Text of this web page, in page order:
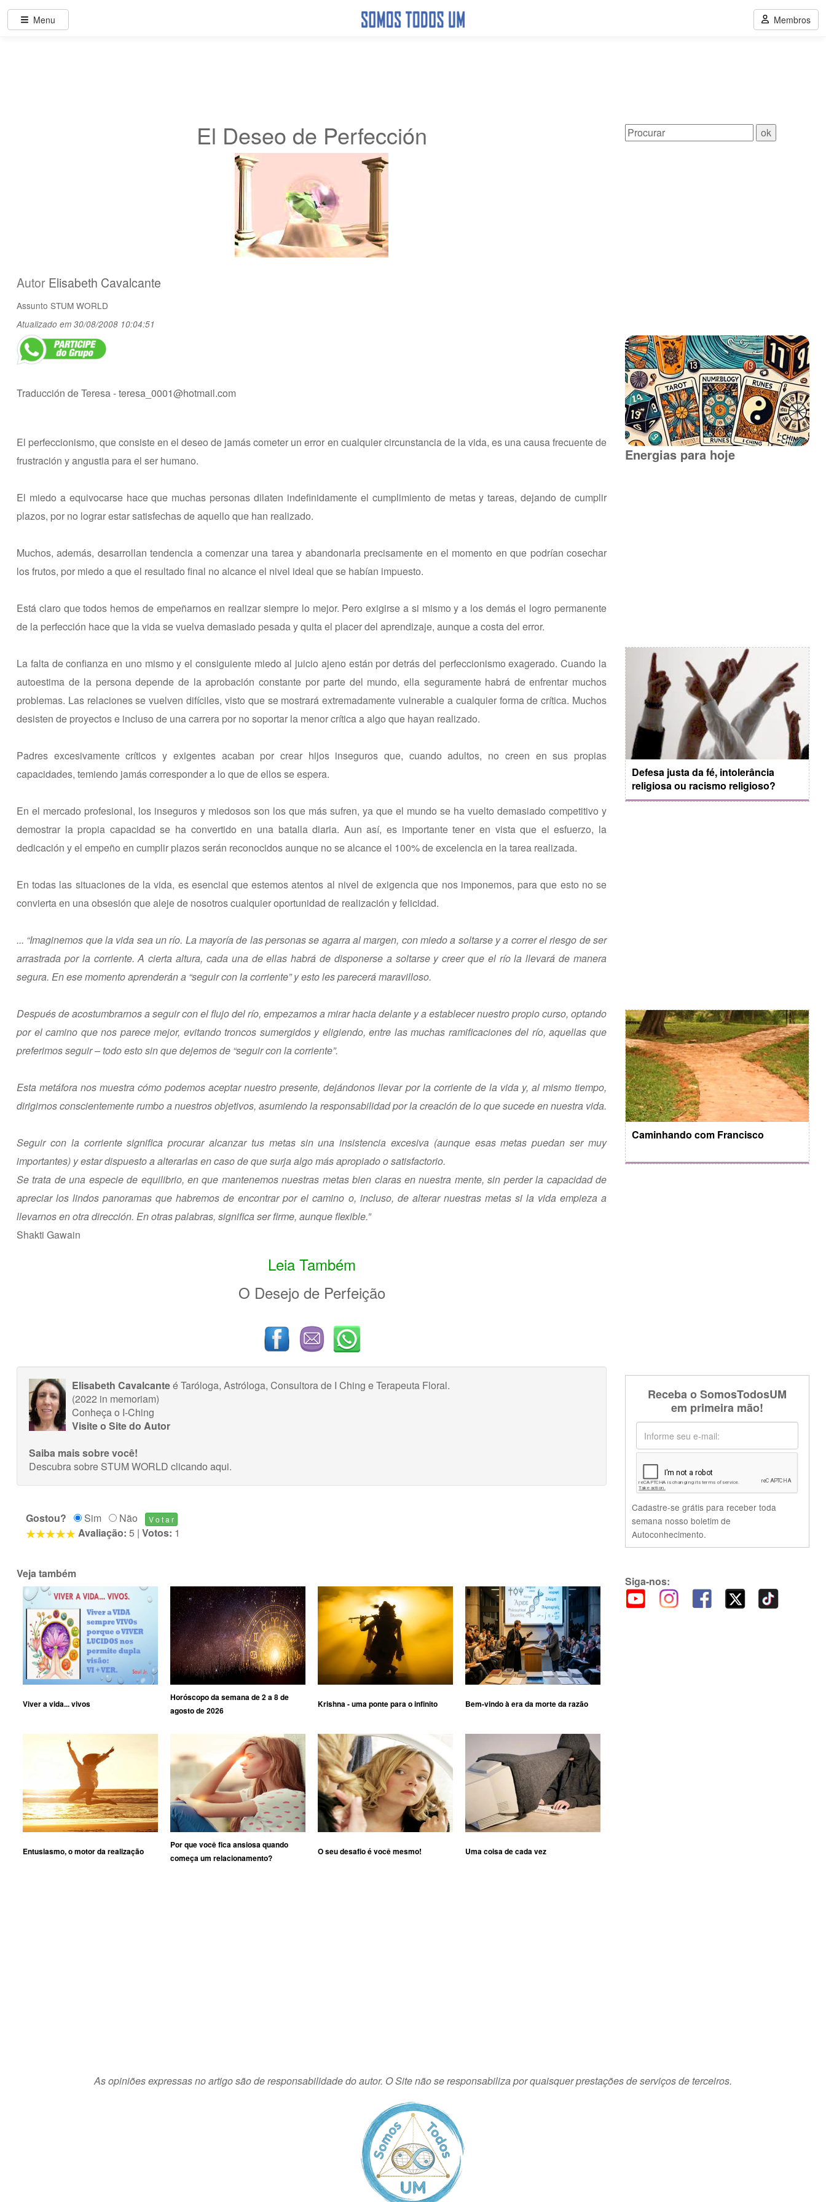
El Deseo de Perfección
Autor Elisabeth Cavalcante
Assunto STUM WORLD
Atualizado em 30/08/2008 10:04:51
Traducción de Teresa -teresa_0001@hotmail.com
El perfeccionismo, que consiste en el deseo de jamás cometer un error en cualquier circunstancia de la vida, es una causa frecuente de
frustración y angustia para el ser humano.
El miedo a equivocarse hace que muchas personas dilaten indefinidamente el cumplimiento de metas y tareas, dejando de cumplir
plazos, por no lograr estar satisfechas de aquello que han realizado.
Muchos, además, desarrollan tendencia a comenzar una tarea y abandonarla precisamente en el momento en que podrían cosechar
los frutos, por miedo a que el resultado final no alcance el nivel ideal que se habían impuesto.
Está claro que todos hemos de empeñarnos en realizar siempre lo mejor. Pero exigirse a si mismo y a los demás el logro permanente
de la perfección hace que la vida se vuelva demasiado pesada y quita el placer del aprendizaje, aunque a costa del error.
La falta de confianza en uno mismo y el consiguiente miedo al juicio ajeno están por detrás del perfeccionismo exagerado. Cuando la
autoestima de la persona depende de la aprobación constante por parte del mundo, ella seguramente habrá de enfrentar muchos
problemas. Las relaciones se vuelven difíciles, visto que se mostrará extremadamente vulnerable a cualquier forma de crítica. Muchos
desisten de proyectos e incluso de una carrera por no soportar la menor crítica a algo que hayan realizado.
Padres excesivamente críticos y exigentes acaban por crear hijos inseguros que, cuando adultos, no creen en sus propias
capacidades, temiendo jamás corresponder a lo que de ellos se espera.
En el mercado profesional, los inseguros y miedosos son los que más sufren, ya que el mundo se ha vuelto demasiado competitivo y
demostrar la propia capacidad se ha convertido en una batalla diaria. Aun así, es importante tener en vista que el esfuerzo, la
dedicación y el empeño en cumplir plazos serán reconocidos aunque no se alcance el 100% de excelencia en la tarea realizada.
En todas las situaciones de la vida, es esencial que estemos atentos al nivel de exigencia que nos imponemos, para que esto no se
convierta en una obsesión que aleje de nosotros cualquier oportunidad de realización y felicidad.
... “Imaginemos que la vida sea un río. La mayoría de las personas se agarra al margen, con miedo a soltarse y a correr el riesgo de ser
arrastrada por la corriente. A cierta altura, cada una de ellas habrá de disponerse a soltarse y creer que el río la llevará de manera
segura. En ese momento aprenderán a “seguir con la corriente” y esto les parecerá maravilloso.
Después de acostumbrarnos a seguir con el flujo del río, empezamos a mirar hacia delante y a establecer nuestro propio curso, optando
por el camino que nos parece mejor, evitando troncos sumergidos y eligiendo, entre las muchas ramificaciones del río, aquellas que
preferimos seguir – todo esto sin que dejemos de “seguir con la corriente”.
Esta metáfora nos muestra cómo podemos aceptar nuestro presente, dejándonos llevar por la corriente de la vida y, al mismo tiempo,
dirigirnos conscientemente rumbo a nuestros objetivos, asumiendo la responsabilidad por la creación de lo que sucede en nuestra vida.
Seguir con la corriente significa procurar alcanzar tus metas sin una insistencia excesiva (aunque esas metas puedan ser muy
importantes) y estar dispuesto a alterarlas en caso de que surja algo más apropiado o satisfactorio.
Se trata de una especie de equilibrio, en que mantenemos nuestras metas bien claras en nuestra mente, sin perder la capacidad de
apreciar los lindos panoramas que habremos de encontrar por el camino o, incluso, de alterar nuestras metas si la vida empieza a
llevarnos en otra dirección. En otras palabras, significa ser firme, aunque flexible.”
Shakti Gawain
Leia Também
O Desejo de Perfeição
Elisabeth Cavalcanteé Taróloga, Astróloga, Consultora de I Ching e Terapeuta Floral.
(2022 in memoriam)
Conheça o I-Ching
Visite o Site do Autor
Saiba mais sobre você!
Descubra sobre STUM WORLD clicando aqui.
Gostou? Sim
Não
Avaliação: 5 | Votos: 1
Veja também
Viver a vida... vivos
Horóscopo da semana de 2 a 8 de
agosto de 2026
Krishna - uma ponte para o infinito Bem-vindo à era da morte da razão
Entusiasmo, o motor da realização
Por que você fica ansiosa quando
começa um relacionamento?
O seu desafio é você mesmo! Uma coisa de cada vez
Energias para hoje
Defesa justa da fé, intolerância
religiosa ou racismo religioso?
Caminhando com Francisco
Receba o SomosTodosUM
em primeira mão!
Cadastre-se grátis para receber toda
semana nosso boletim de
Autoconhecimento.
Siga-nos:
As opiniões expressas no artigo são de responsabilidade do autor. O Site não se responsabiliza por quaisquer prestações de serviços de terceiros.
Menu Membros